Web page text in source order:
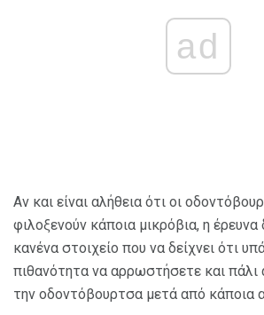
ad
Αν και είναι αλήθεια ότι οι
φιλοξενούν κάποια μικρόβια, η έρευνα
κανένα στοιχείο που να δείχνει ότι
πιθανότητα να αρρωστήσετε και πάλι
την οδοντόβουρτσα μετά από κάποια